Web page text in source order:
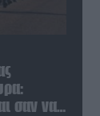
σαν να